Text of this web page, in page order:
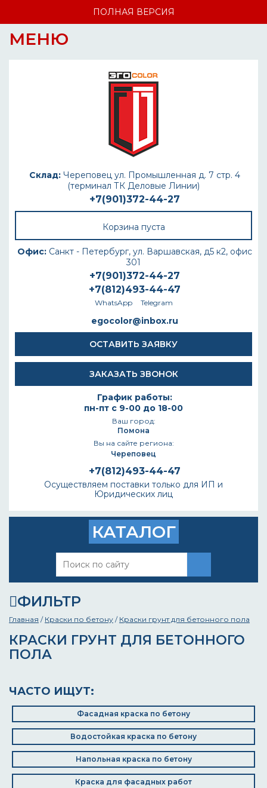
ПОЛНАЯ ВЕРСИЯ
МЕНЮ
Склад: Череповец ул. Промышленная д. 7 стр. 4
(терминал ТК Деловые Линии)
+7(901)372-44-27
Корзина пуста
Офис: Санкт - Петербург, ул. Варшавская, д5 к2, офис
301
+7(901)372-44-27
+7(812)493-44-47
WhatsApp Telegram
egocolor@inbox.ru
ОСТАВИТЬ ЗАЯВКУ
ЗАКАЗАТЬ ЗВОНОК
График работы:
пн-пт с 9-00 до 18-00
Ваш город:
Помона
Вы на сайте региона:
Череповец
+7(812)493-44-47
Осуществляем поставки только для ИП и
Юридических лиц
КАТАЛОГ
ФИЛЬТР
Главная / Краски по бетону / Краски грунт для бетонного пола
КРАСКИ ГРУНТ ДЛЯ БЕТОННОГО
ПОЛА
ЧАСТО ИЩУТ:
Фасадная краска по бетону
Водостойкая краска по бетону
Напольная краска по бетону
Краска для фасадных работ